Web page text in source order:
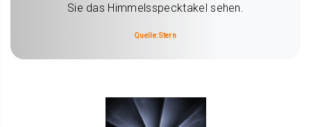
Sie das Himmelsspecktakel sehen.
Quelle: Stern